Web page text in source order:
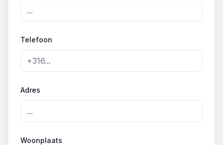
Telefoon
Adres
Woonplaats